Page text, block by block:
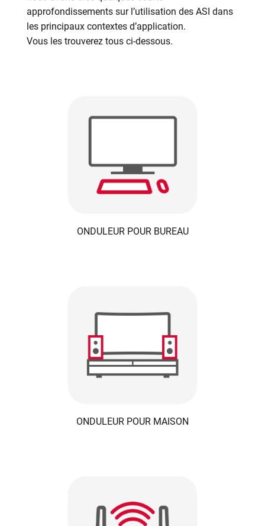
approfondissements sur l’utilisation des ASI dans
les principaux contextes d’application.
Vous les trouverez tous ci-dessous.
ONDULEUR POUR BUREAU
ONDULEUR POUR MAISON